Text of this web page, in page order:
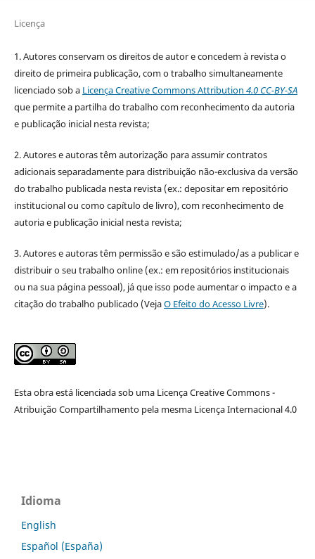
Licença
1. Autores conservam os direitos de autor e concedem à revista o
direito de primeira publicação, com o trabalho simultaneamente
licenciado sob a Licença Creative Commons Attribution 4.0 CC-BY-SA
que permite a partilha do trabalho com reconhecimento da autoria
e publicação inicial nesta revista;
2. Autores e autoras têm autorização para assumir contratos
adicionais separadamente para distribuição não-exclusiva da versão
do trabalho publicada nesta revista (ex.: depositar em repositório
institucional ou como capítulo de livro), com reconhecimento de
autoria e publicação inicial nesta revista;
3. Autores e autoras têm permissão e são estimulado/as a publicar e
distribuir o seu trabalho online (ex.: em repositórios institucionais
ou na sua página pessoal), já que isso pode aumentar o impacto e a
citação do trabalho publicado (VejaO Efeito do Acesso Livre).
Esta obra está licenciada sob uma Licença Creative Commons -
Atribuição Compartilhamento pela mesma Licença Internacional 4.0
Idioma
English
Español (España)